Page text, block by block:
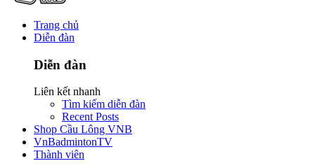
Trang chủ
Diễn đàn
Diễn đàn
Liên kết nhanh
Tìm kiếm diễn đàn
Recent Posts
Shop Cầu Lông VNB
VnBadmintonTV
Thành viên